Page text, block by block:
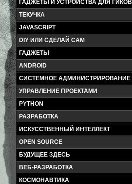
ГАДЖЕТЫ И УСТРОЙСТВА ДЛЯ ГИКОВ
ТЕКУЧКА
JAVASCRIPT
DIY ИЛИ СДЕЛАЙ САМ
ГАДЖЕТЫ
ANDROID
СИСТЕМНОЕ АДМИНИСТРИРОВАНИЕ
УПРАВЛЕНИЕ ПРОЕКТАМИ
PYTHON
РАЗРАБОТКА
ИСКУССТВЕННЫЙ ИНТЕЛЛЕКТ
OPEN SOURCE
БУДУЩЕЕ ЗДЕСЬ
ВЕБ-РАЗРАБОТКА
КОСМОНАВТИКА